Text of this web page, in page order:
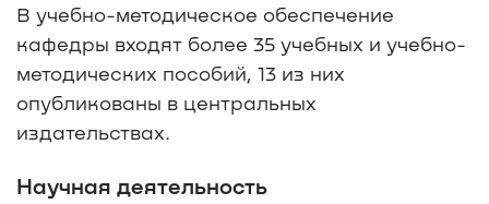
В учебно-методическое обеспечение
кафедры входят более 35 учебных и учебно-
методических пособий, 13 из них
опубликованы в центральных
издательствах.
Научная деятельность